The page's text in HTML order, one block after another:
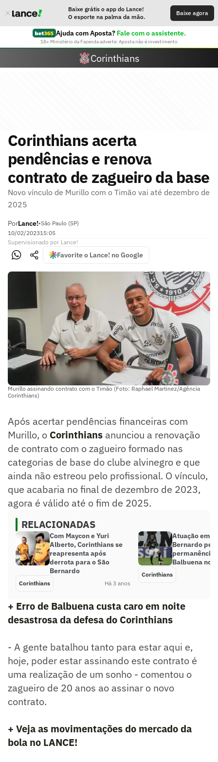
Baixe grátis o app do Lance!
O esporte na palma da mão.
Baixe agora
Ajuda com Aposta? Fale com o assistente.
18+ Ministério da Fazenda adverte: Aposta não é investimento
Corinthians
Corinthians acerta
pendências e renova
contrato de zagueiro da base
Novo vínculo de Murillo com o Timão vai até dezembro de
2025
PorLance!•São Paulo (SP)
10/02/202315:05
Supervisionado por Lance!
Favorite o Lance! no Google
Murillo assinando contrato com o Timão (Foto: Raphael Martinez/Agência
Corinthians)
Após acertar pendências financeiras com
Murillo, o Corinthians anunciou a renovação
de contrato com o zagueiro formado nas
categorias de base do clube alvinegro e que
ainda não estreou pelo profissional. O vínculo,
que acabaria no final de dezembro de 2023,
agora é válido até o fim de 2025.
RELACIONADAS
Com Maycon e Yuri
Alberto, Corinthians se
reapresenta após
derrota para o São
Bernardo
Corinthians Há 3 anos
Atuação em
Bernardo
permanência
Balbuena no
Corinthians
+ Erro de Balbuena custa caro em noite
desastrosa da defesa do Corinthians
- A gente batalhou tanto para estar aqui e,
hoje, poder estar assinando este contrato é
uma realização de um sonho - comentou o
zagueiro de 20 anos ao assinar o novo
contrato.
+ Veja as movimentações do mercado da
bola no LANCE!